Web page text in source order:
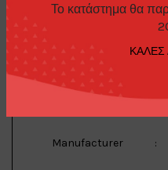
Το κατάστημα θα
ΚΑΛΕΣ
:
Manufacturer :